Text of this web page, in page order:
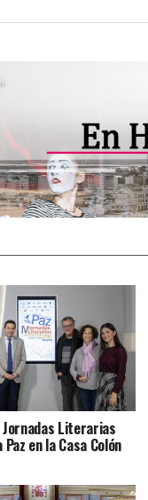
Literarias
en la Casa Colón